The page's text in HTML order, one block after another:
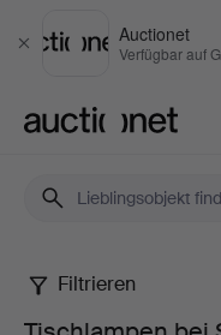
Schließen
Auctionet
Verfügbar auf
Tischlampen
Filtrieren